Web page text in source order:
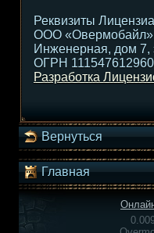
Реквизиты
ООО «Овермобайл»,
Инженерная, дом 7,
ОГРН
Разработка
Вернуться
Главная